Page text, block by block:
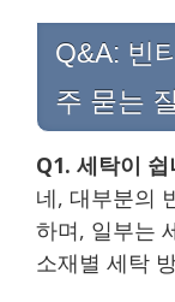
Q&A: 빈
주 묻는
Q1. 세탁이 쉽
네, 대부분의
하며, 일부는
소재별 세탁